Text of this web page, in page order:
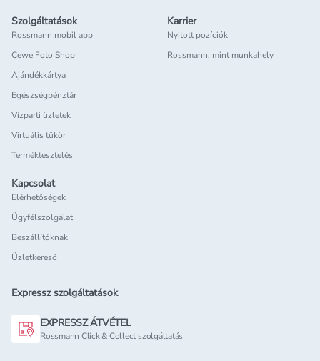
Szolgáltatások
Rossmann mobil app
Cewe Foto Shop
Ajándékkártya
Egészségpénztár
Vízparti üzletek
Virtuális tükör
Terméktesztelés
Karrier
Nyitott pozíciók
Rossmann, mint munkahely
Kapcsolat
Elérhetőségek
Ügyfélszolgálat
Beszállítóknak
Üzletkereső
Expressz szolgáltatások
EXPRESSZ ÁTVÉTEL
Rossmann Click & Collect szolgáltatás